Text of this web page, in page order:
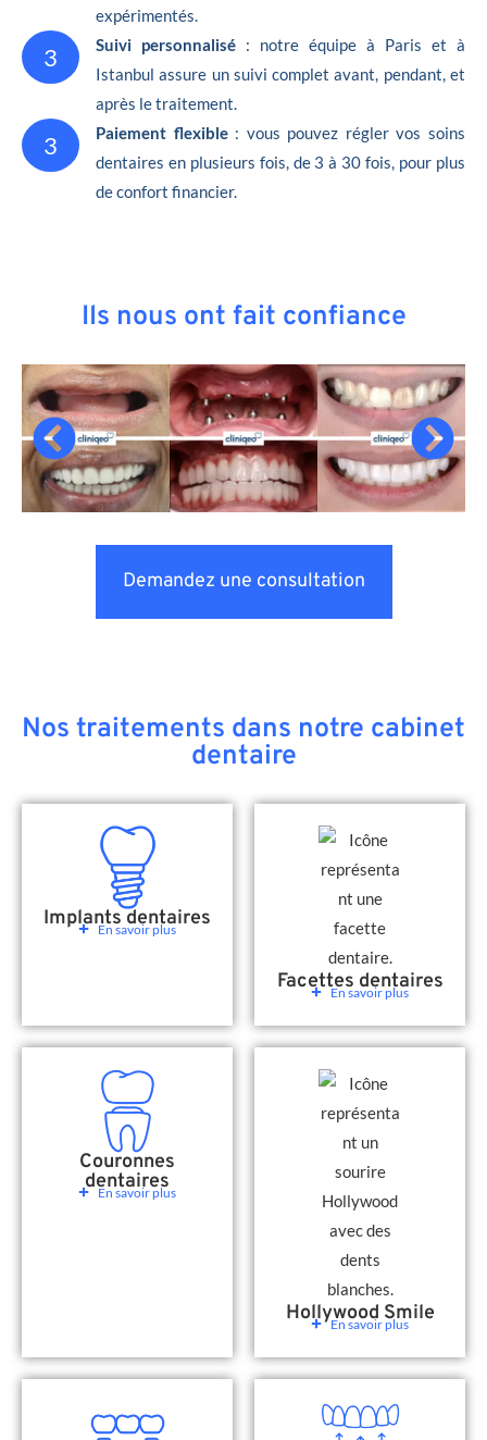
expérimentés.
3 Suivi personnalisé : notre équipe à Paris et à
Istanbul assure un suivi complet avant, pendant, et
après le traitement.
3 Paiement flexible: vous pouvez régler vos soins
dentaires en plusieurs fois, de 3 à 30 fois, pour plus
de confort financier.
Ils nous ont fait confiance
Demandez une consultation
Nos traitements dans notre cabinet
dentaire
Implants dentaires
En savoir plus
Facettes dentaires
En savoir plus
Couronnes
dentaires
En savoir plus
Hollywood Smile
En savoir plus